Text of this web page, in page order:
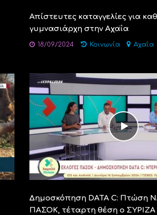
Απίστευτες καταγγελίες για
γυμνασιάρχη στην Αχαΐα
18/09/2024 Κοινωνία Αχαΐα
Δημοσκόπηση DATA C: Πτώση
ΠΑΣΟΚ, τέταρτη θέση ο ΣΥΡΙΖΑ